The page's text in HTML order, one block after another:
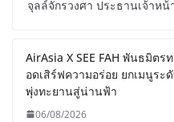
จุลล์จักรวงศา ประธานเจ้าห
AirAsia X SEE FAH พันธมิต
อดเสิร์ฟความอร่อย ยกเมนูระ
พุ่งทะยานสู่น่านฟ้า
06/08/2026